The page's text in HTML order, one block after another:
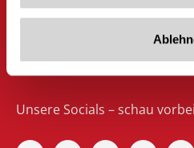
A-6280 Zell am Ziller
Unsere Socials – schau